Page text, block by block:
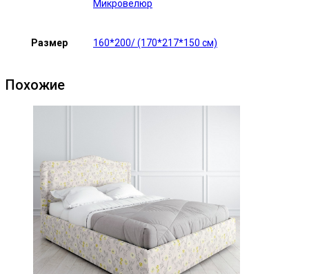
Микровелюр
Размер 160*200/ (170*217*150 см)
Похожие